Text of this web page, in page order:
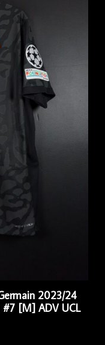
2023/24
#7 [M] ADV UCL